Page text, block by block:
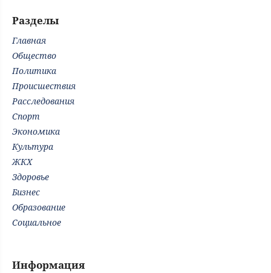
Разделы
Главная
Общество
Политика
Происшествия
Расследования
Спорт
Экономика
Культура
ЖКХ
Здоровье
Бизнес
Образование
Социальное
Информация